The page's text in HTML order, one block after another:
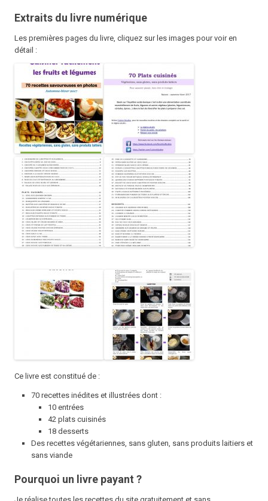
2017
Extraits du livre numérique
Les premières pages du livre, cliquez sur les images pour voir en
détail :
Ce livre est constitué de :
70 recettes inédites et illustrées dont :
10 entrées
42 plats cuisinés
18 desserts
Des recettes végétariennes, sans gluten, sans produits laitiers et
sans viande
Pourquoi un livre payant ?